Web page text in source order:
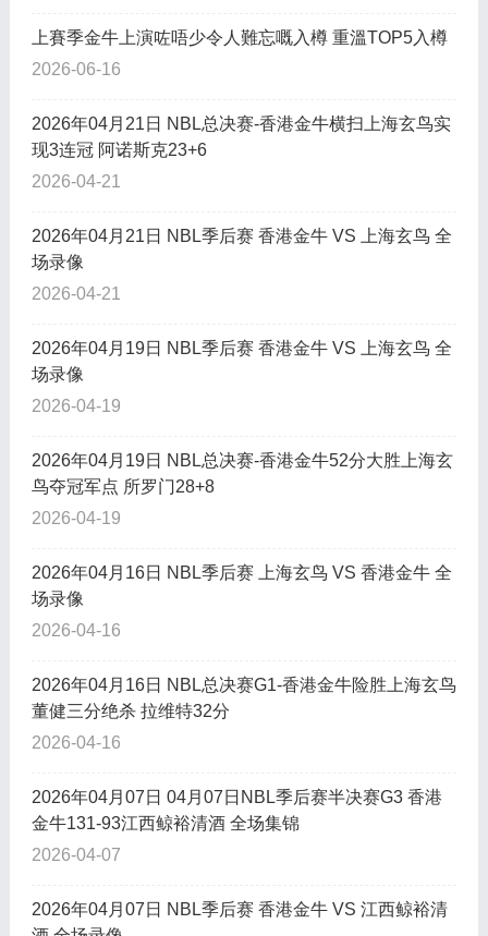
上賽季金牛上演咗唔少令人難忘嘅入樽 重溫TOP5入樽
2026-06-16
2026年04月21日 NBL总决赛-香港金牛横扫上海玄鸟实
现3连冠 阿诺斯克23+6
2026-04-21
2026年04月21日 NBL季后赛 香港金牛 VS 上海玄鸟 全
场录像
2026-04-21
2026年04月19日 NBL季后赛 香港金牛 VS 上海玄鸟 全
场录像
2026-04-19
2026年04月19日 NBL总决赛-香港金牛52分大胜上海玄
鸟夺冠军点 所罗门28+8
2026-04-19
2026年04月16日 NBL季后赛 上海玄鸟 VS 香港金牛 全
场录像
2026-04-16
2026年04月16日 NBL总决赛G1-香港金牛险胜上海玄鸟
董健三分绝杀 拉维特32分
2026-04-16
2026年04月07日 04月07日NBL季后赛半决赛G3 香港
金牛131-93江西鲸裕清酒 全场集锦
2026-04-07
2026年04月07日 NBL季后赛 香港金牛 VS 江西鲸裕清